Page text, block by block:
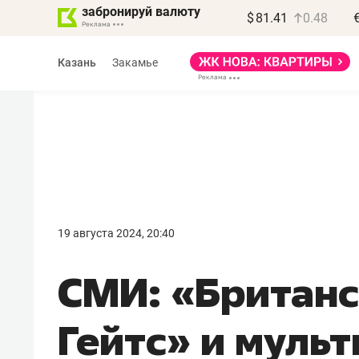
забронируй валюту $ 81.41 0.48
Казань Закамье
19 августа 2024, 20:40
СМИ:
Гейтс» и
правил, бизнес может
потерять минимум